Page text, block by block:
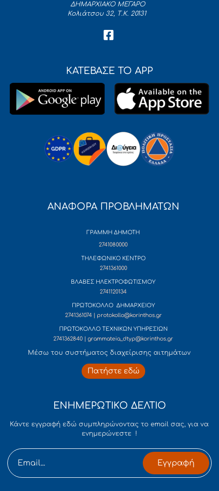
ΔΗΜΑΡΧΙΑΚΟ ΜΕΓΑΡΟ
Κολιάτσου 32, Τ.Κ. 20131
ΚΑΤΕΒΑΣΕ ΤΟ APP
ΑΝΑΦΟΡΑ ΠΡΟΒΛΗΜΑΤΩΝ
ΓΡΑΜΜΗ ΔΗΜΟΤΗ
2741080000
ΤΗΛΕΦΩΝΙΚΟ ΚΕΝΤΡΟ
2741361000
ΒΛΑΒΕΣ ΗΛΕΚΤΡΟΦΩΤΙΣΜΟΥ
2741120134
ΠΡΩΤΟΚΟΛΛΟ ΔΗΜΑΡΧΕΙΟΥ
2741361074 | protokollo@korinthos.gr
ΠΡΩΤΟΚΟΛΛΟ ΤΕΧΝΙΚΩΝ ΥΠΗΡΕΣΙΩΝ
2741362840 | grammateia_dtyp@korinthos.gr
Mέσω του συστήματος διαχείρισης αιτημάτων
Πατήστε εδώ
ΕΝΗΜΕΡΩΤΙΚΟ ΔΕΛΤΙΟ
Κάντε εγγραφή εδώ συμπληρώνοντας το email σας, για να
ενημερώνεστε !
Εγγραφή